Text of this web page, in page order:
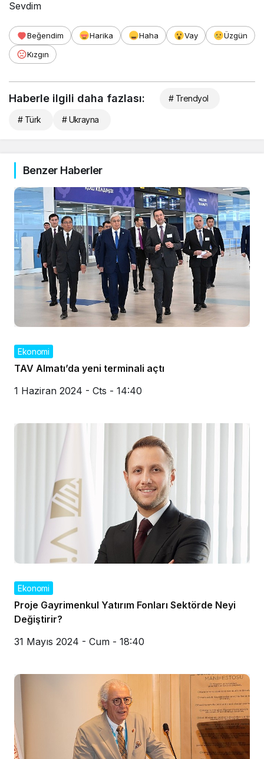
Sevdim
Beğendim Harika Haha Vay
Üzgün
Kızgın
Haberle ilgili daha fazlası: # Trendyol
# Türk # Ukrayna
Benzer Haberler
Ekonomi
TAV Almatı’da yeni terminali açtı
1 Haziran 2024 - Cts - 14:40
Ekonomi
Proje Gayrimenkul Yatırım Fonları Sektörde Neyi
Değiştirir?
31 Mayıs 2024 - Cum - 18:40